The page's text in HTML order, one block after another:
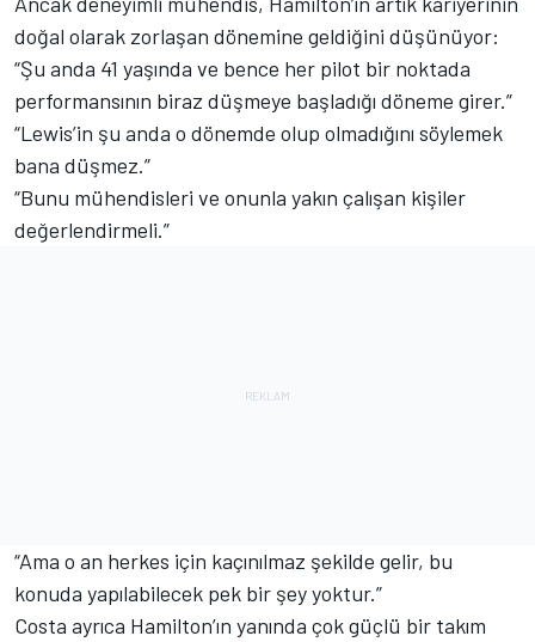
doğal olarak zorlaşan dönemine geldiğini düşünüyor:
“Şu anda 41 yaşında ve bence her pilot bir noktada
performansının biraz düşmeye başladığı döneme girer.”
“Lewis’in şu anda o dönemde olup olmadığını söylemek
bana düşmez.”
“Bunu mühendisleri ve onunla yakın çalışan kişiler
değerlendirmeli.”
“Ama o an herkes için kaçınılmaz şekilde gelir, bu
konuda yapılabilecek pek bir şey yoktur.”
Costa ayrıca Hamilton’ın yanında çok güçlü bir takım